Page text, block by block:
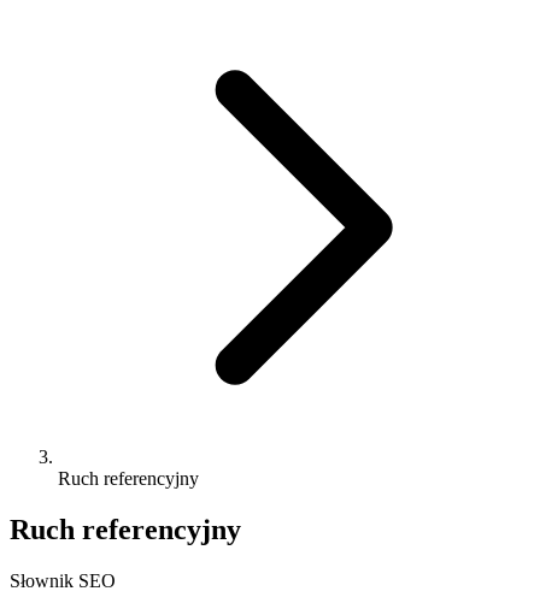
Ruch referencyjny
Ruch referencyjny
Słownik SEO